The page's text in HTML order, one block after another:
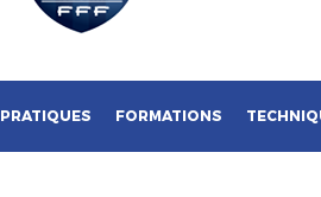
PRATIQUES FORMATIONS